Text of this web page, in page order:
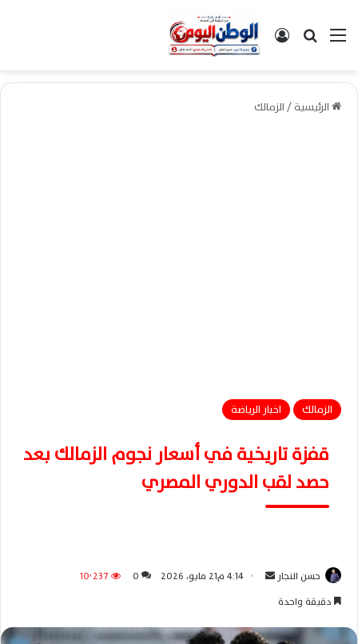
القائمةبحث عن تسجيل الدخول
الرئيسية/الزمالك
الزمالك اخبار الرياضة
قفزة تاريخية في أسعار نجوم الزمالك بعد
حصد لقب الدوري المصري
حسن النجار
ل
4:14 م21 مايو، 2026 0
10٬237
دقيقة واحدة